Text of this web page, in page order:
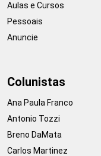
Aulas e Cursos
Pessoais
Anuncie
Colunistas
Ana Paula Franco
Antonio Tozzi
Breno DaMata
Carlos Martinez